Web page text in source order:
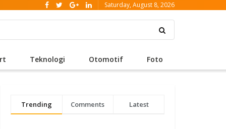
Saturday, August 8, 2026
Teknologi Otomotif Foto
Trending Comments Latest